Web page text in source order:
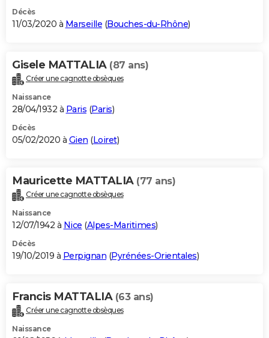
Décès
11/03/2020 à Marseille (Bouches-du-Rhône)
Gisele MATTALIA (87 ans)
Créer une cagnotte obsèques
Naissance
28/04/1932 à Paris (Paris)
Décès
05/02/2020 à Gien (Loiret)
Mauricette MATTALIA (77 ans)
Créer une cagnotte obsèques
Naissance
12/07/1942 à Nice (Alpes-Maritimes)
Décès
19/10/2019 à Perpignan (Pyrénées-Orientales)
Francis MATTALIA (63 ans)
Créer une cagnotte obsèques
Naissance